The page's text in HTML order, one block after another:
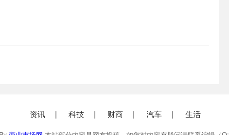
资讯 科技 财商 汽车 生活